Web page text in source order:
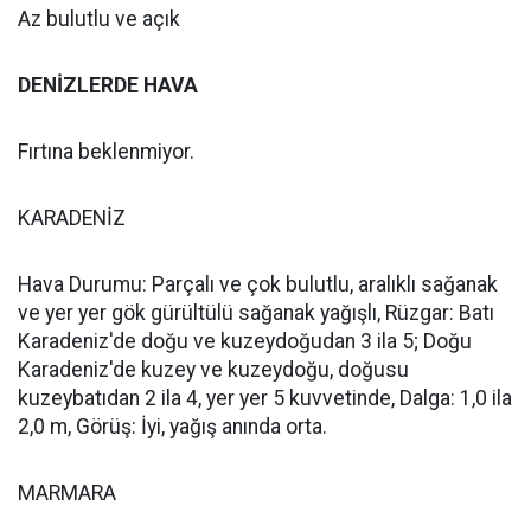
Az bulutlu ve açık
DENİZLERDE HAVA
Fırtına beklenmiyor.
KARADENİZ
Hava Durumu: Parçalı ve çok bulutlu, aralıklı sağanak
ve yer yer gök gürültülü sağanak yağışlı, Rüzgar: Batı
Karadeniz'de doğu ve kuzeydoğudan 3 ila 5; Doğu
Karadeniz'de kuzey ve kuzeydoğu, doğusu
kuzeybatıdan 2 ila 4, yer yer 5 kuvvetinde, Dalga: 1,0 ila
2,0 m, Görüş: İyi, yağış anında orta.
MARMARA